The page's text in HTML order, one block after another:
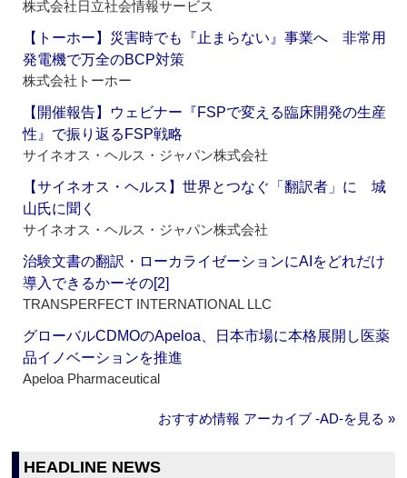
株式会社日立社会情報サービス
【トーホー】災害時でも『止まらない』事業へ 非常用
発電機で万全のBCP対策
株式会社トーホー
【開催報告】ウェビナー『FSPで変える臨床開発の生産
性』で振り返るFSP戦略
サイネオス・ヘルス・ジャパン株式会社
【サイネオス・ヘルス】世界とつなぐ「翻訳者」に 城
山氏に聞く
サイネオス・ヘルス・ジャパン株式会社
治験文書の翻訳・ローカライゼーションにAIをどれだけ
導入できるかーその[2]
TRANSPERFECT INTERNATIONAL LLC
グローバルCDMOのApeloa、日本市場に本格展開し医薬
品イノベーションを推進
Apeloa Pharmaceutical
おすすめ情報 アーカイブ ‐AD‐を見る »
HEADLINE NEWS